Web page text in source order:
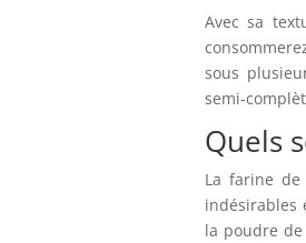
Avec sa
sous
semi-
Quels
La farine
indésirables
la poudre